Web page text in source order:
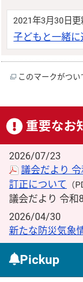
2021年3月30日更
子どもと一緒に
このマークがつ
重要なお
2026/07/23
議会だより
訂正について （
議会だより 令和
2026/04/30
新たな防災気象
Pickup